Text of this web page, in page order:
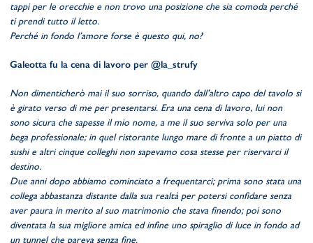
tappi per le orecchie e non trovo una posizione che sia comoda perché
ti prendi tutto il letto.
Perché in fondo l’amore forse è questo qui, no?
Galeotta fu la cena di lavoro per @la_strufy
Non dimenticherò mai il suo sorriso, quando dall’altro capo del tavolo si
è girato verso di me per presentarsi. Era una cena di lavoro, lui non
sono sicura che sapesse il mio nome, a me il suo serviva solo per una
bega professionale; in quel ristorante lungo mare di fronte a un piatto di
sushi e altri cinque colleghi non sapevamo cosa stesse per riservarci il
destino.
Due anni dopo abbiamo cominciato a frequentarci; prima sono stata una
collega abbastanza distante dalla sua realtà per potersi confidare senza
aver paura in merito al suo matrimonio che stava finendo; poi sono
diventata la sua migliore amica ed infine uno spiraglio di luce in fondo ad
un tunnel che pareva senza fine.